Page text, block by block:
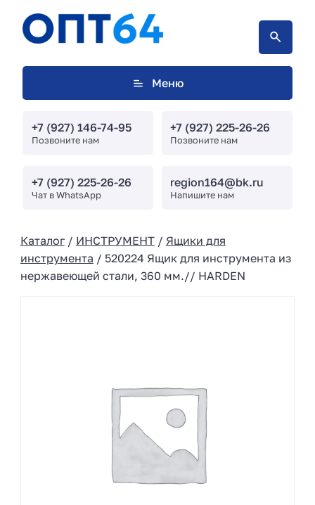
Меню
+7 (927) 146-74-95
Позвоните нам
+7 (927) 225-26-26
Позвоните нам
+7 (927) 225-26-26
Чат в WhatsApp
region164@bk.ru
Напишите нам
Каталог/ ИНСТРУМЕНТ/ Ящики для
инструмента / 520224 Ящик для инструмента из
нержавеющей стали, 360 мм.// HARDEN